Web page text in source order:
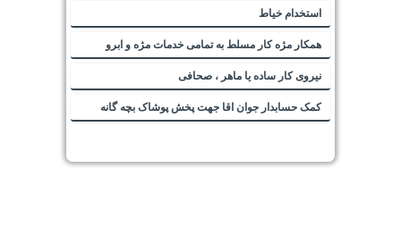
استخدام خیاط
همکار مژه کار مسلط به تمامی خدمات مژه و ابرو
نیروی کار ساده یا ماهر ، صحافی
کمک حسابدار جوان اقا جهت پخش پوشاک بچه گانه